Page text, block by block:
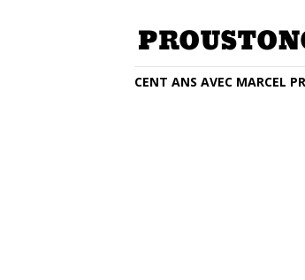
CENT ANS AVEC MARCEL